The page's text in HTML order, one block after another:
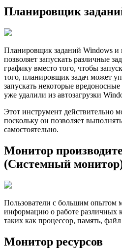
Планировщик
Планировщик заданий Windows и
позволяет запускать различные
графику вместо того, чтобы
того, планировщик задач может
запускать некоторые
уже удалили из автозагрузки
Этот инструмент действительно
поскольку он позволяет
самостоятельно.
Монитор
(Системный
Пользователи с большим опытом
информацию о работе различных
таких как процессор, память,
Монитор ресурсов